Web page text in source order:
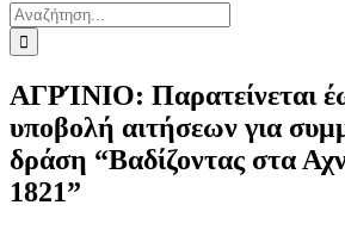
Αναζήτηση
για:
ΑΓΡΊΝΙΟ: Παρατείνεται
υποβολή αιτήσεων για
δράση “Βαδίζοντας στα
1821”